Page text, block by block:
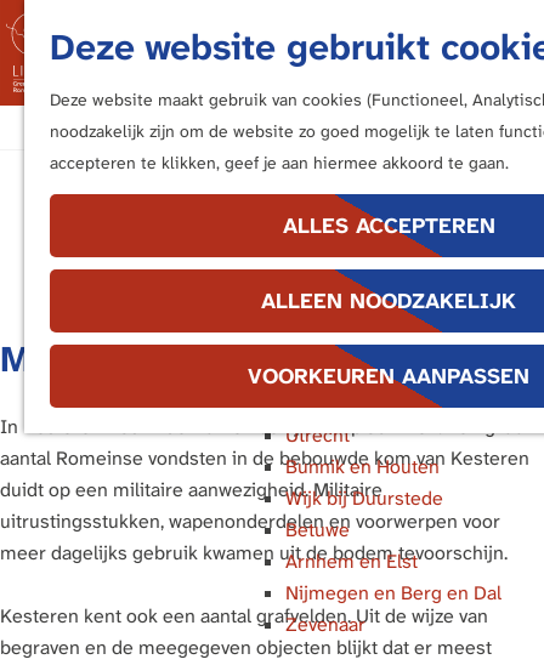
Deze website gebruikt
Deze website maakt gebruik van cookies (Functioneel,
noodzakelijk zijn om de website zo goed mogelijk te laten
accepteren te klikken, geef je aan hiermee akkoord te gaan.
ALLES ACCEPTEREN
ALLEEN NOODZAKELIJK
VOORKEUREN AANPASSEN
e
h
m
e
p
a
g
M
e
n
u
Bezoek de Limes
Luisteren
Kunstwerken langs de Limes
Katwijk en Valkenburg
Voorburg, Leidschendam en
Voorschoten
Leiden
Alphen aan den Rijn
Bodegraven
Woerden
Utrecht
Bunnik en Houten
Wijk bij Duurstede
Betuwe
Arnhem en Elst
Nijmegen en Berg en Dal
Zevenaar
Kesteren
Militaire aanwezigheid
In Kesteren was in de Romeinse tijd volop activiteit. Een groot
aantal Romeinse vondsten in de bebouwde kom van Kesteren
duidt op een militaire aanwezigheid. Militaire
uitrustingsstukken, wapenonderdelen en voorwerpen voor
meer dagelijks gebruik kwamen uit de bodem tevoorschijn.
Kesteren kent ook een aantal grafvelden. Uit de wijze van
begraven en de meegegeven objecten blijkt dat er meest